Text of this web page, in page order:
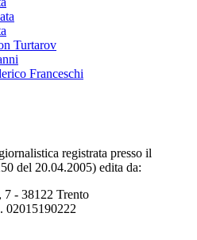
Turtarov
Franceschi
registrata presso il
del 20.04.2005) edita da:
7 - 38122 Trento
02015190222